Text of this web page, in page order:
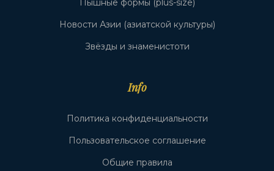
Пышные формы (plus-size)
Новости Азии (азиатской культуры)
Звёзды и знаменистоти
Info
Политика конфиденциальности
Пользовательское соглашение
Общие правила